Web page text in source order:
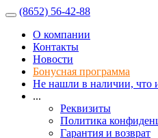
(8652) 56-42-88
О компании
Контакты
Новости
Бонусная программа
Не нашли в наличии, что
...
Реквизиты
Политика
Гарантия и возврат